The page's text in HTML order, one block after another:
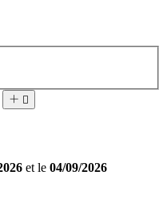
 
et le 04/09/2026